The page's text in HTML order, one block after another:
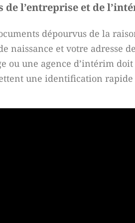
de l’entreprise et de
dépourvus de la
naissance et votre adresse
ou une agence d’intérim
une identification rapide